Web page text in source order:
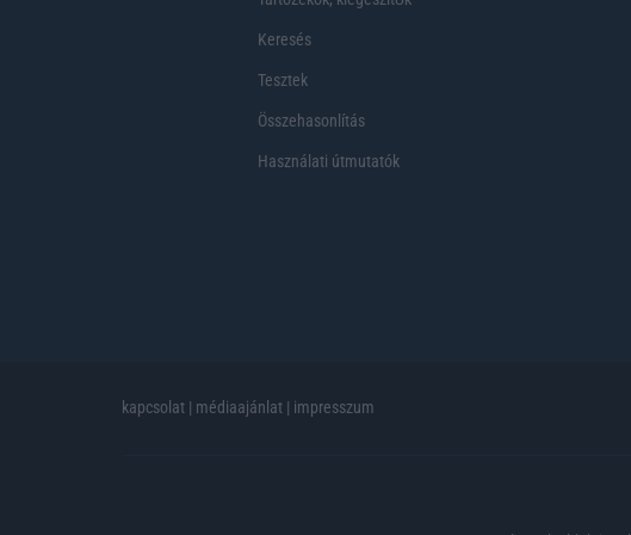
Keresés
Tesztek
Összehasonlítás
Használati útmutatók
kapcsolat | médiaajánlat | impresszum